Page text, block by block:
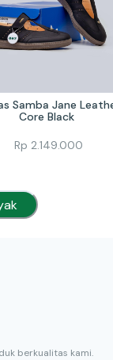
Samba Jane
Core Black
Rp 2.149.000
berkualitas kami.